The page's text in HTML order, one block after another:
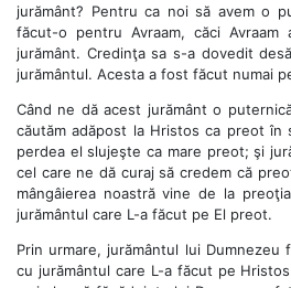
jurământ? Pentru ca noi să avem o
făcut-o pentru Avraam, căci
jurământ. Credinţa sa s-a dovedit
jurământul. Acesta a fost făcut numai
Când ne dă acest jurământ o
căutăm adăpost la Hristos ca preot în
perdea el slujeşte ca mare preot; şi
cel care ne dă curaj să credem că
mângâierea noastră vine de la
jurământul care L-a făcut pe El preot.
Prin urmare, jurământul lui Dumnezeu
cu jurământul care L-a făcut pe